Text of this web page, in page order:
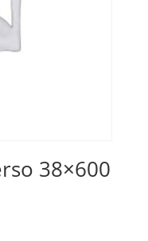
38×600